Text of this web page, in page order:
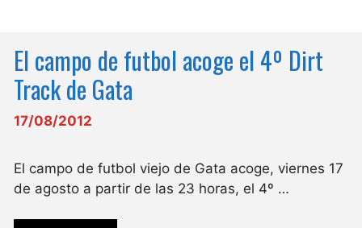
El campo de futbol acoge el 4º Dirt
Track de Gata
17/08/2012
El campo de futbol viejo de Gata acoge, viernes 17
de agosto a partir de las 23 horas, el 4º …